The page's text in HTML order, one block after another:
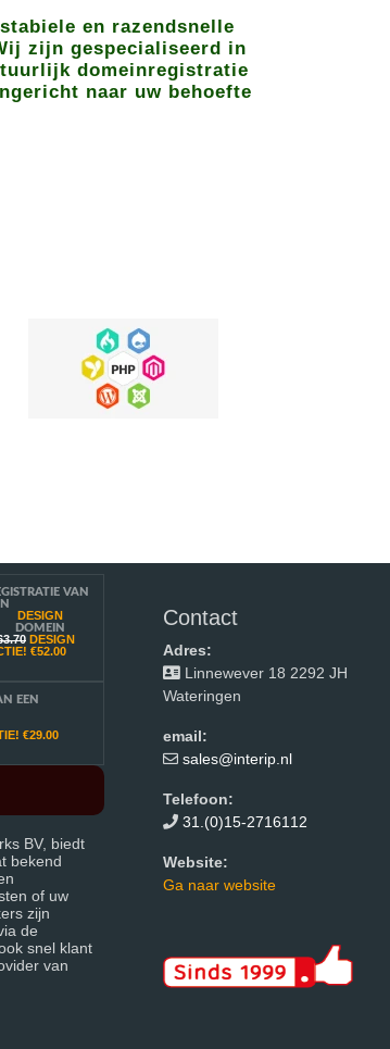
en razendsnelle
zijn gespecialiseerd in
domeinregistratie
naar uw behoefte
VAN
DESIGN
DOMEIN
DESIGN
€52.00
EEN
€29.00
BV, biedt
bekend
of uw
zijn
de
snel klant
van
Contact
Adres:
Linnewever 18 2292 JH
Wateringen
email:
sales@interip.nl
Telefoon:
31.(0)15-2716112
Website:
Ga naar website